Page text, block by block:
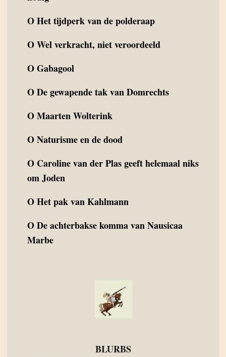
OHet tijdperk van de polderaap
OWel verkracht, niet veroordeeld
OGabagool
ODe gewapende tak van Domrechts
OMaarten Wolterink
ONaturisme en de dood
O Caroline van der Plas geeft helemaal niks
om Joden
OHet pak van Kahlmann
ODe achterbakse komma van Nausicaa
Marbe
BLURBS